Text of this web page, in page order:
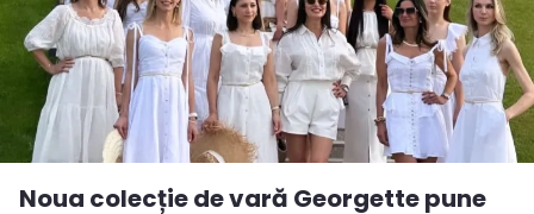
Noua colecție de vară Georgette pune